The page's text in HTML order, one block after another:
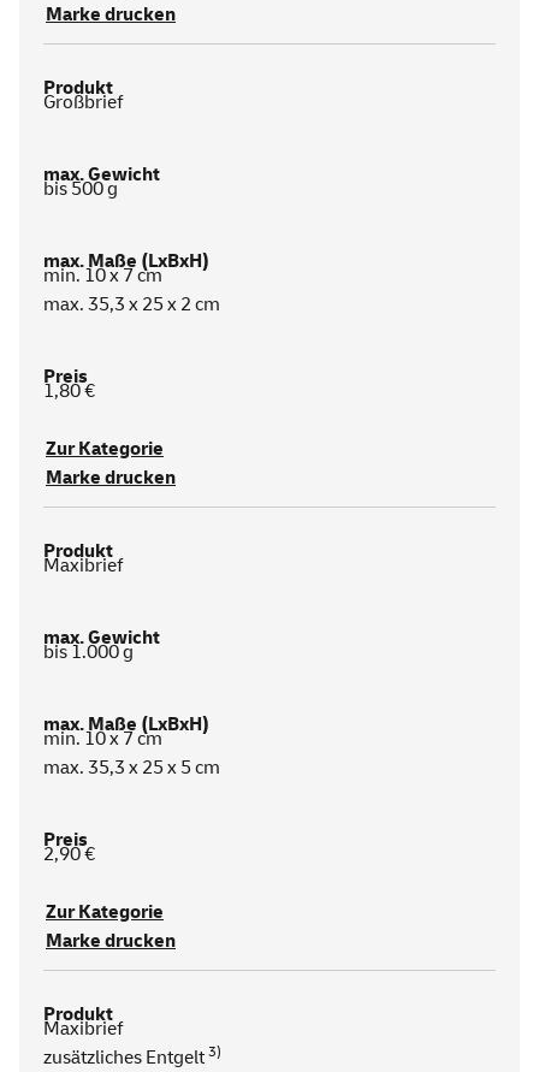
Marke drucken
Großbrief
bis 500 g
min. 10 x 7 cm
max. 35,3 x 25 x 2 cm
1,80 €
Zur Kategorie
Marke drucken
Maxibrief
bis 1.000 g
min. 10 x 7 cm
max. 35,3 x 25 x 5 cm
2,90 €
Zur Kategorie
Marke drucken
Maxibrief
zusätzliches Entgelt 3)